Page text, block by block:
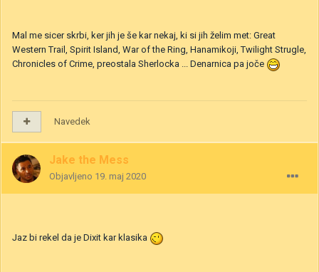
Mal me sicer skrbi, ker jih je še kar nekaj, ki si jih želim met: Great
Western Trail, Spirit Island, War of the Ring, Hanamikoji, Twilight Strugle,
Chronicles of Crime, preostala Sherlocka ... Denarnica pa joče
Navedek
Jake the Mess
Objavljeno 19. maj 2020
Jaz bi rekel da je Dixit kar klasika